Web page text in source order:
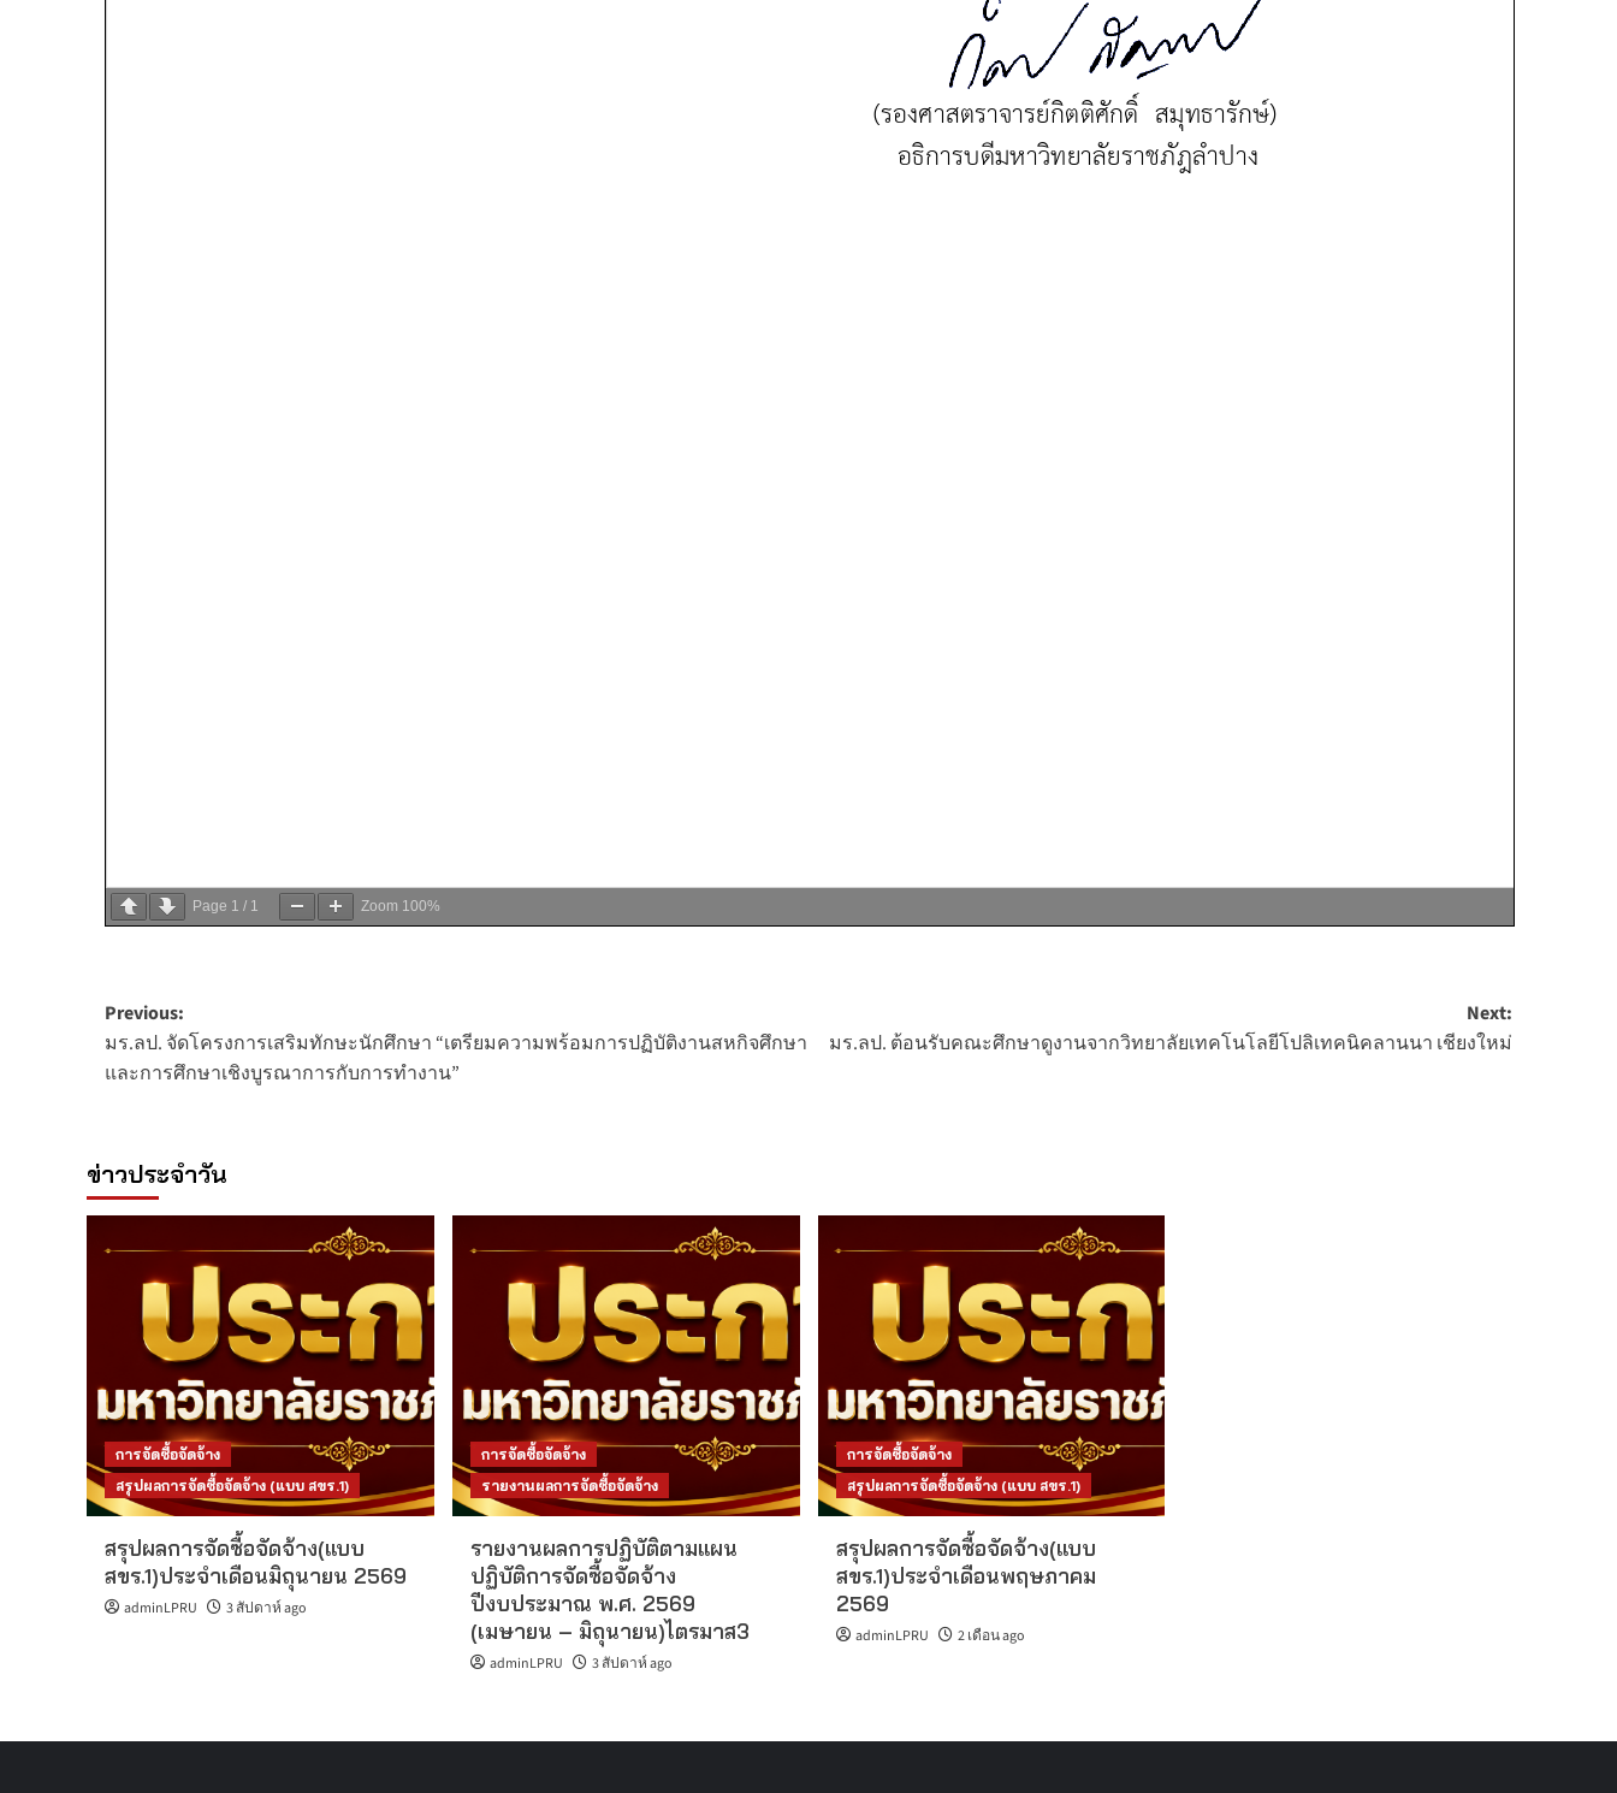
Page 1 / 1 Zoom 100%
Post
navigation
Previous:
มร.ลป. จัดโครงการเสริมทักษะนักศึกษา “เตรียมความพร้อมการปฏิบัติงานสหกิจศึกษา
และการศึกษาเชิงบูรณาการกับการทำงาน”
Next:
มร.ลป. ต้อนรับคณะศึกษาดูงานจากวิทยาลัยเทคโนโลยีโปลิเทคนิคลานนา เชียงใหม่
ข่าวประจำวัน
การจัดซื้อจัดจ้าง
สรุปผลการจัดซื้อจัดจ้าง (แบบ สขร.1)
สรุปผลการจัดซื้อจัดจ้าง(แบบ
สขร.1)ประจำเดือนมิถุนายน 2569
adminLPRU 3 สัปดาห์ ago
การจัดซื้อจัดจ้าง
รายงานผลการจัดซื้อจัดจ้าง
รายงานผลการปฏิบัติตามแผน
ปฏิบัติการจัดซื้อจัดจ้าง
ปีงบประมาณ พ.ศ. 2569
(เมษายน – มิถุนายน)ไตรมาส3
adminLPRU 3 สัปดาห์ ago
การจัดซื้อจัดจ้าง
สรุปผลการจัดซื้อจัดจ้าง (แบบ สขร.1)
สรุปผลการจัดซื้อจัดจ้าง(แบบ
สขร.1)ประจำเดือนพฤษภาคม
2569
adminLPRU 2 เดือน ago